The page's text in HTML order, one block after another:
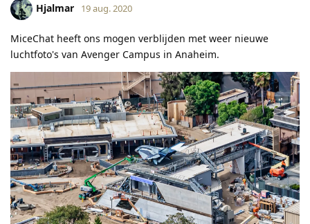
Hjalmar 19 aug. 2020
MiceChat heeft ons mogen verblijden met weer nieuwe
luchtfoto's van Avenger Campus in Anaheim.